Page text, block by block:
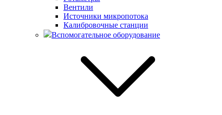
Вентили
Источники микропотока
Калибровочные станции
Вспомогательное оборудование